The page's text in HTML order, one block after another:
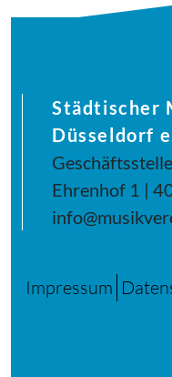
Städtischer
Düsseldorf
Ehrenhof 1 |
Impressum